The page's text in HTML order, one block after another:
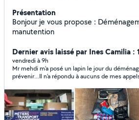
Présentation
Bonjour je vous propose :
manutention
Dernier avis laissé par Ines Camilia :
vendredi à 9h
Mr mehdi m’a posé un lapin le jour du
prévenir…Il n’a répondu à aucuns de mes